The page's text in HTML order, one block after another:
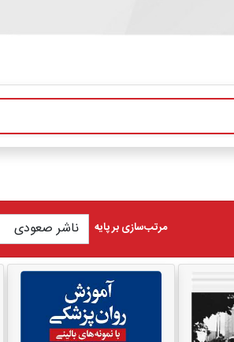
مرتب‌سازی بر پایه